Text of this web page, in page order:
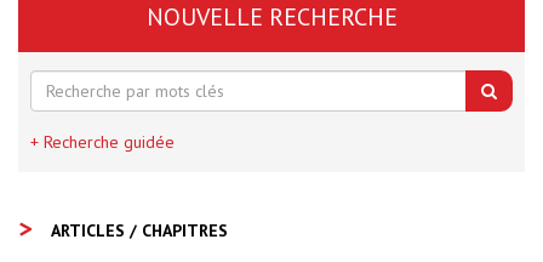
NOUVELLE RECHERCHE
+ Recherche guidée
ARTICLES / CHAPITRES